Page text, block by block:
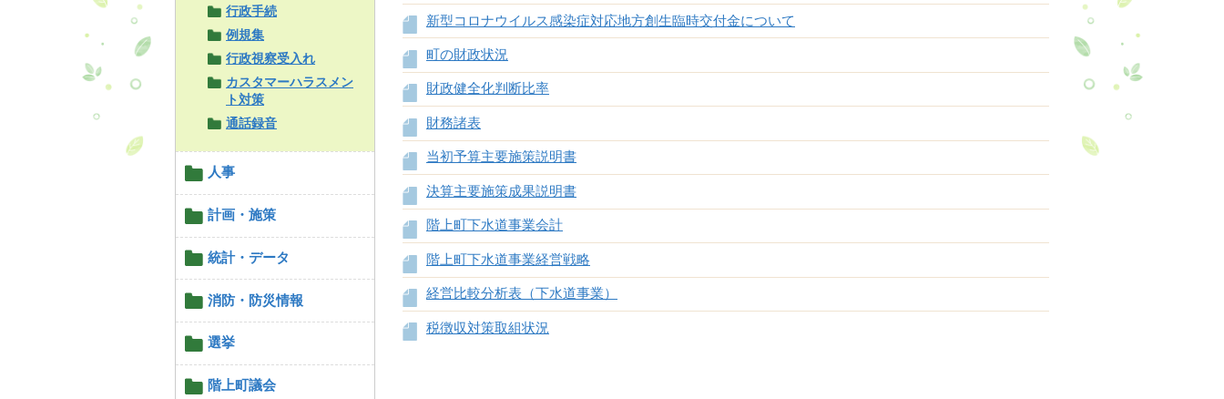
行政手続
例規集
行政視察受入れ
カスタマーハラスメン
ト対策
通話録音
人事
計画・施策
統計・データ
消防・防災情報
選挙
階上町議会
新型コロナウイルス感染症対応地方創生臨時交付金について
町の財政状況
財政健全化判断比率
財務諸表
当初予算主要施策説明書
決算主要施策成果説明書
階上町下水道事業会計
階上町下水道事業経営戦略
経営比較分析表（下水道事業）
税徴収対策取組状況